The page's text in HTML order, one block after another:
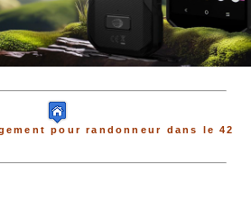
pour randonneur dans le 42